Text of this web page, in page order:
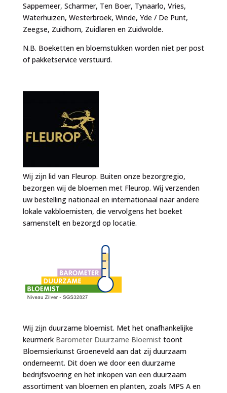
Sappemeer, Scharmer, Ten Boer, Tynaarlo, Vries,
Waterhuizen, Westerbroek, Winde, Yde / De Punt,
Zeegse, Zuidhorn, Zuidlaren en Zuidwolde.
N.B. Boeketten en bloemstukken worden niet per post
of pakketservice verstuurd.
Wij zijn lid van Fleurop. Buiten onze bezorgregio,
bezorgen wij de bloemen met Fleurop. Wij verzenden
uw bestelling nationaal en internationaal naar andere
lokale vakbloemisten, die vervolgens het boeket
samenstelt en bezorgd op locatie.
Wij zijn duurzame bloemist. Met het onafhankelijke
keurmerk Barometer Duurzame Bloemisttoont
Bloemsierkunst Groeneveld aan dat zij duurzaam
onderneemt. Dit doen we door een duurzame
bedrijfsvoering en het inkopen van een duurzaam
assortiment van bloemen en planten, zoals MPS A en